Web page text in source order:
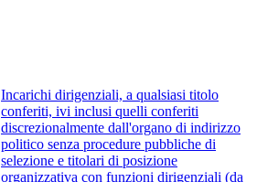
Incarichi dirigenziali, a qualsiasi titolo
conferiti, ivi inclusi quelli conferiti
discrezionalmente dall'organo di indirizzo
politico senza procedure pubbliche di
selezione e titolari di posizione
organizzativa con funzioni dirigenziali (da